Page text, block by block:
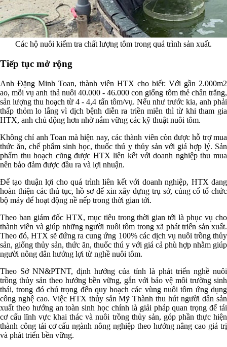
Các hộ nuôi kiểm tra chất lượng tôm trong quá trình sản xuất.
Tiếp tục mở rộng
Anh Đặng Minh Toan, thành viên HTX cho biết: Với gần 2.000m2
ao, mỗi vụ anh thả nuôi 40.000 - 46.000 con giống tôm thẻ chân trắng,
sản lượng thu hoạch từ 4 - 4,4 tấn tôm/vụ. Nếu như trước kia, anh phải
thấp thỏm lo lắng vì dịch bệnh diễn ra triền miên thì từ khi tham gia
HTX, anh chủ động hơn nhờ nắm vững các kỹ thuật nuôi tôm.
Không chỉ anh Toan mà hiện nay, các thành viên còn được hỗ trợ mua
thức ăn, chế phẩm sinh học, thuốc thú y thủy sản với giá hợp lý. Sản
phẩm thu hoạch cũng được HTX liên kết với doanh nghiệp thu mua
nên bảo đảm được đầu ra và lợi nhuận.
Để tạo thuận lợi cho quá trình liên kết với doanh nghiệp, HTX đang
hoàn thiện các thủ tục, hồ sơ để xin xây dựng trụ sở, củng cố tổ chức
bộ máy để hoạt động nề nếp trong thời gian tới.
Theo ban giám đốc HTX, mục tiêu trong thời gian tới là phục vụ cho
thành viên và giúp những người nuôi tôm trong xã phát triển sản xuất.
Theo đó, HTX sẽ đứng ra cung ứng 100% các dịch vụ nuôi trồng thủy
sản, giống thủy sản, thức ăn, thuốc thú y với giá cả phù hợp nhằm giúp
người nông dân hưởng lợi từ nghề nuôi tôm.
Theo Sở NN&PTNT, định hướng của tỉnh là phát triển nghề nuôi
trồng thủy sản theo hướng bền vững, gắn với bảo vệ môi trường sinh
thái, trong đó chú trọng đến quy hoạch các vùng nuôi tôm ứng dụng
công nghệ cao. Việc HTX thủy sản Mỹ Thành thu hút người dân sản
xuất theo hướng an toàn sinh học chính là giải pháp quan trọng để tái
cơ cấu lĩnh vực khai thác và nuôi trồng thủy sản, góp phần thực hiện
thành công tái cơ cấu ngành nông nghiệp theo hướng nâng cao giá trị
và phát triển bền vững.